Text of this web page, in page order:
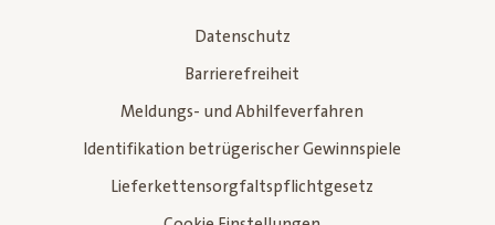
Datenschutz
Barrierefreiheit
Meldungs- und Abhilfeverfahren
Identifikation betrügerischer Gewinnspiele
Lieferkettensorgfaltspflichtgesetz